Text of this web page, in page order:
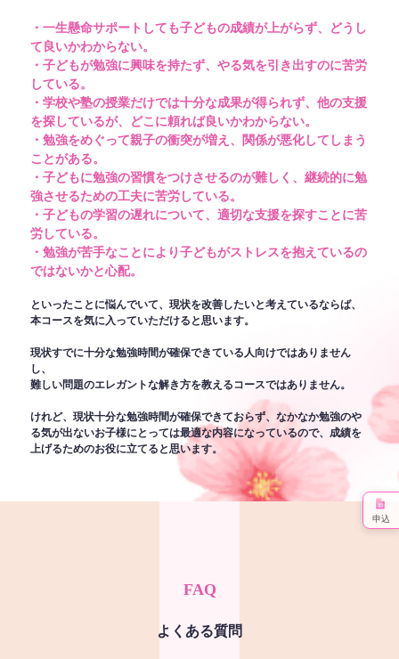
・一生懸命サポートしても子どもの成績が上がらず、どうし
て良いかわからない。
・子どもが勉強に興味を持たず、やる気を引き出すのに苦労
している。
・学校や塾の授業だけでは十分な成果が得られず、他の支援
を探しているが、どこに頼れば良いかわからない。
・勉強をめぐって親子の衝突が増え、関係が悪化してしまう
ことがある。
・子どもに勉強の習慣をつけさせるのが難しく、継続的に勉
強させるための工夫に苦労している。
・子どもの学習の遅れについて、適切な支援を探すことに苦
労している。
・勉強が苦手なことにより子どもがストレスを抱えているの
ではないかと心配。
といったことに悩んでいて、現状を改善したいと考えているならば、
本コースを気に入っていただけると思います。
現状すでに十分な勉強時間が確保できている人向けではありません
し、
難しい問題のエレガントな解き方を教えるコースではありません。
けれど、現状十分な勉強時間が確保できておらず、なかなか勉強のや
る気が出ないお子様にとっては最適な内容になっているので、成績を
上げるためのお役に立てると思います。
FAQ
よくある質問
申込